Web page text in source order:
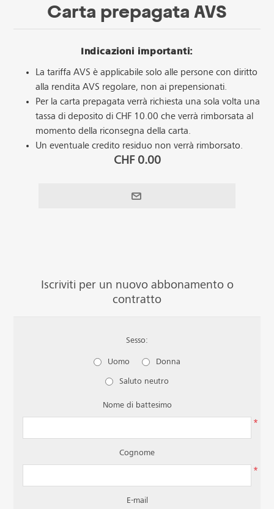
Carta prepagata AVS
Indicazioni importanti:
La tariffa AVS è applicabile solo alle persone con diritto
alla rendita AVS regolare, non ai prepensionati.
Per la carta prepagata verrà richiesta una sola volta una
tassa di deposito di CHF 10.00 che verrà rimborsata al
momento della riconsegna della carta.
Un eventuale credito residuo non verrà rimborsato.
CHF 0.00
Iscriviti per un nuovo abbonamento o
contratto
Sesso:
Uomo Donna
Saluto neutro
Nome di battesimo
*
Cognome
*
E-mail